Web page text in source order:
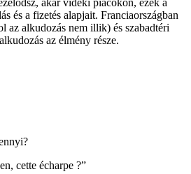
és a fizetés alapjait. Franciaországban
az alkudozás nem illik) és szabadtéri
az élmény része.
cette écharpe ?”